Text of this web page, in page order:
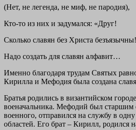
(Нет, не легенда, не миф, не пародия),
Кто-то из них и задумался: «Друг!
Сколько славян без Христа безъязычны!
Надо создать для славян алфавит…
Именно благодаря трудам Святых
Кирилла и Мефодия была создана
Братья родились в византийском
военачальника. Мефодий был
военного, отправился на службу в
областей. Его брат – Кирилл, родился